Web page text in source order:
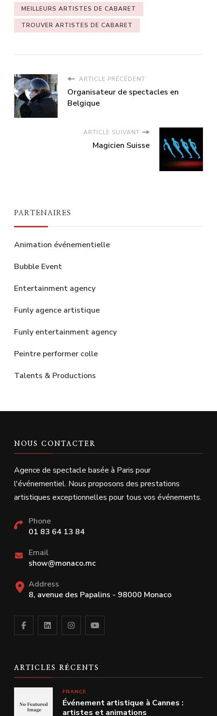
MEILLEURS ARTISTES DE CABARET
TROUVER ARTISTES DE CABARET
ARTICLE PRÉCÉDENT
Organisateur de spectacles en
Belgique
ARTICLE SUIVANT
Magicien Suisse
PARTENAIRES
Animation événementielle
Bubble Event
Entertainment agency
Funly agence artistique
Funly entertainment agency
Peintre performer colle
Talents & Productions
NOUS CONTACTER
Agence de spectacle basée à Paris pour
l'événementiel. Nous proposons des prestations
artistiques exceptionnelles pour tous vos événements.
Phone
01 83 64 13 84
Email
show@monaco.mc
Address
8, avenue des Papalins - 98000 Monaco
ARTICLES RÉCENTS
FRANCE
Événement artistique à Cannes :
artistes et animations